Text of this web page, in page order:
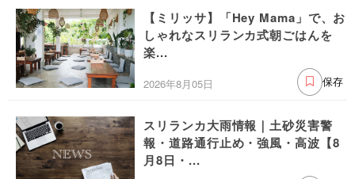
【ミリッサ】「Hey Mama」で、お
しゃれなスリランカ式朝ごはんを
楽...
2026年8月05日 保存
スリランカ大雨情報｜土砂災害警
報・道路通行止め・強風・高波【8
月8日・...